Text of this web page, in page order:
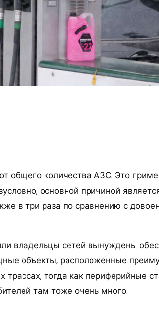
общего количества АЗС. Это
основной причиной
в три раза по сравнению с
владельцы сетей вынуждены
объекты, расположенные
трассах, тогда как периферийные
там тоже очень много.